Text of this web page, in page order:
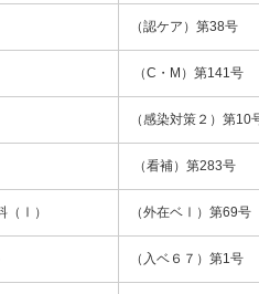
（認ケア）第38号
（C・M）第141号
（感染対策２）第10
（看補）第283号
価料（Ⅰ） （外在ベⅠ）第69号
Ⅰ） （入ベ６７）第1号